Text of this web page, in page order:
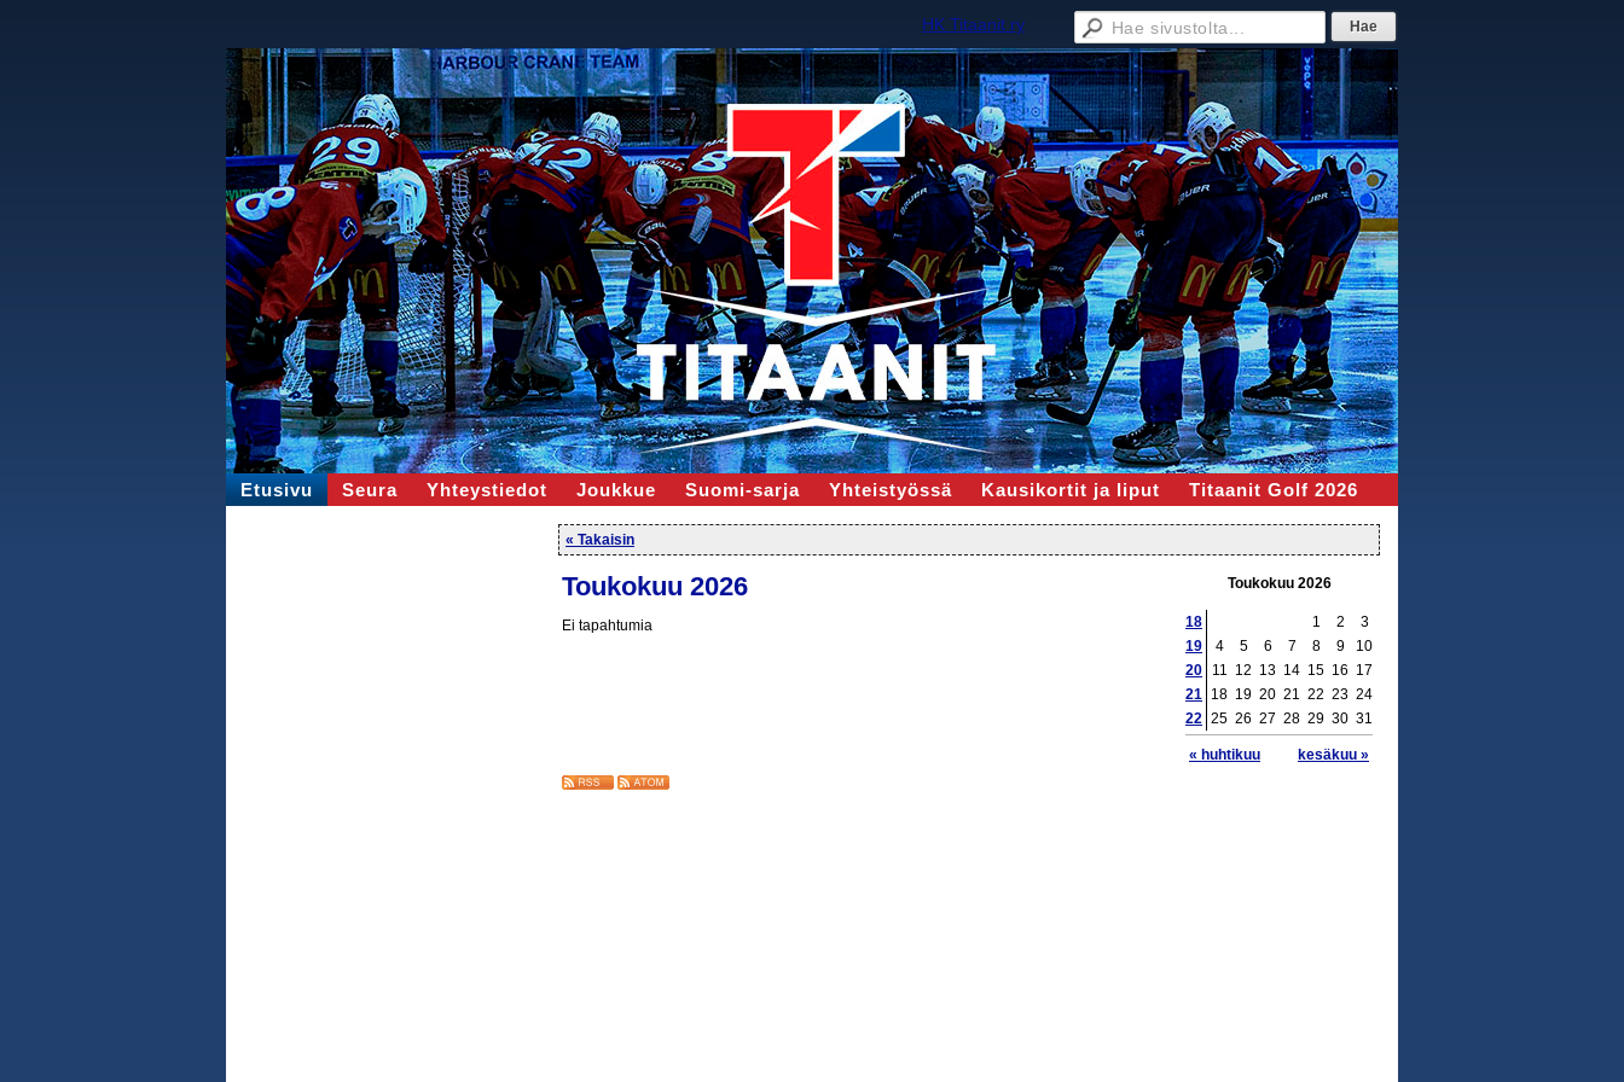
HK Titaanit ry
Etusivu Seura Yhteystiedot Joukkue Suomi-sarja Yhteistyössä Kausikortit ja liput Titaanit Golf 2026
« Takaisin
Toukokuu 2026
Ei tapahtumia
Toukokuu 2026
18 1 2
3
19
4 5 6 7 8 9
10
20
11 12 13 14 15 16 17
21 18 19 20 21 22 23 24
22 25 26 27 28 29 30 31
« huhtikuu kesäkuu »